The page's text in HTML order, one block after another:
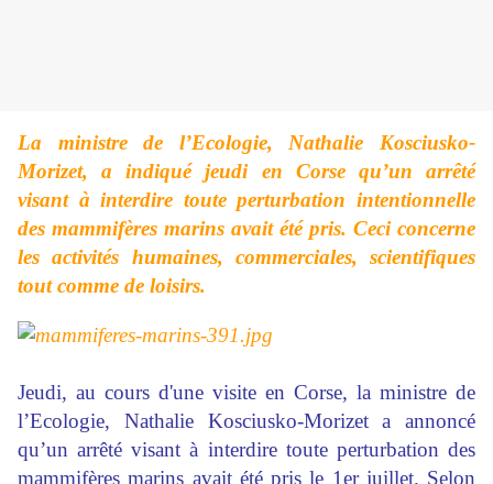
La ministre de l’Ecologie, Nathalie Kosciusko-
Morizet, a indiqué jeudi en Corse qu’un arrêté
visant à interdire toute perturbation intentionnelle
des mammifères marins avait été pris. Ceci concerne
les activités humaines, commerciales, scientifiques
tout comme de loisirs.
Jeudi, au cours d'une visite en Corse, la ministre de
l’Ecologie, Nathalie Kosciusko-Morizet a annoncé
qu’un arrêté visant à interdire toute perturbation des
mammifères marins avait été pris le 1er juillet. Selon